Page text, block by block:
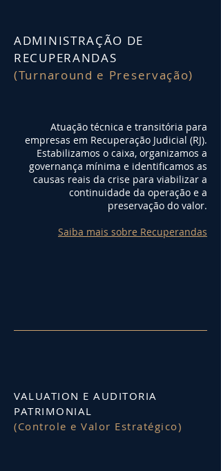
ADMINISTRAÇÃO DE
RECUPERANDAS
(Turnaround e Preservação)
Atuação técnica e transitória para
empresas em Recuperação Judicial (RJ).
Estabilizamos o caixa, organizamos a
governança mínima e identificamos as
causas reais da crise para viabilizar a
continuidade da operação e a
preservação do valor.
Saiba mais sobre Recuperandas
VALUATION E AUDITORIA
PATRIMONIAL
(Controle e Valor Estratégico)